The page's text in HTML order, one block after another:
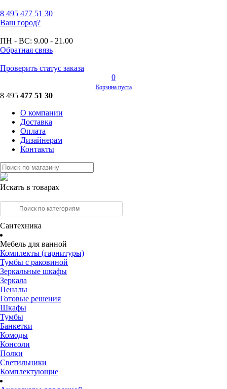
8 495 477 51 30
Ваш город?
ПН - ВС: 9.00 - 21.00
Обратная связь
Проверить статус заказа
0
Корзина пуста
8 495 477 51 30
О компании
Доставка
Оплата
Дизайнерам
Контакты
Искать в товарах
Сантехника
Мебель для ванной
Комплекты (гарнитуры)
Тумбы с раковиной
Зеркальные шкафы
Зеркала
Пеналы
Готовые решения
Шкафы
Тумбы
Банкетки
Комоды
Консоли
Полки
Светильники
Комплектующие